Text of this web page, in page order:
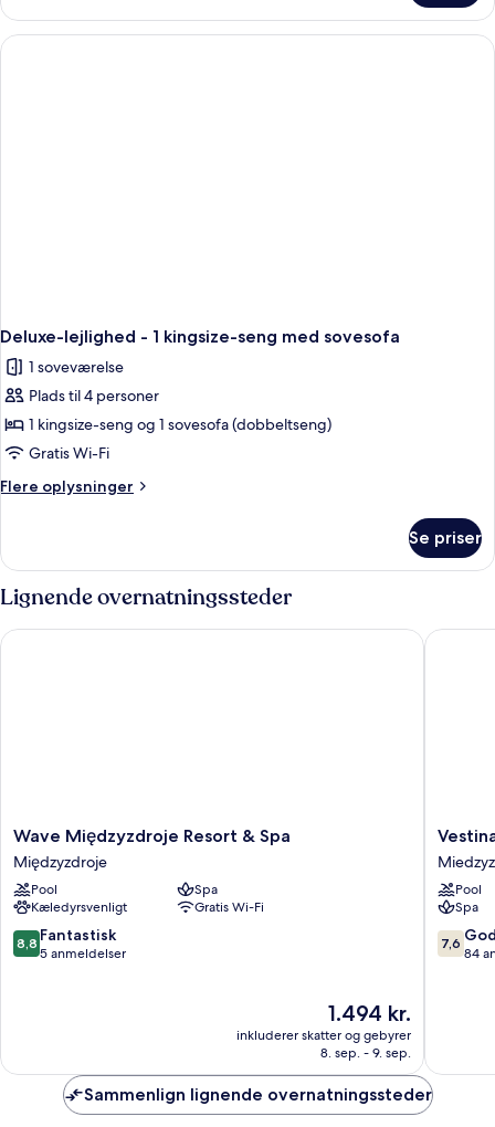
z
sypialnia
Deluxe-lejlighed - 1 kingsize-seng med sovesofa
1 soveværelse
Plads til 4 personer
1 kingsize-seng og 1 sovesofa (dobbeltseng)
Gratis Wi-Fi
Flere oplysninger
Flere
lejlighed
-
1
kingsize-
seng
Se priser
Lignende overnatningssteder
Wave
Międzyzdroje
Resort
&
Spa
Międzyzdroje
Wave Międzyzdroje Resort & Spa
Międzyzdroje
Pool
Spa
Kæledyrsvenligt
Gratis Wi-Fi
8.8
ud
8,8 Fantastisk
5 anmeldelser
Prisen
er
1.494 kr.
1.494 kr.
inkluderer skatter og gebyrer
8. sep. - 9. sep.
Wave Międzyzdroje Resort & Spa
Vestina
Spa
Hotel
Pool
Spa
7.6
ud
7,6
84
Vestina
Sammenlign lignende overnatningssteder